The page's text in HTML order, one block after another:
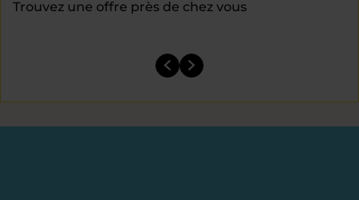
Trouvez une offre près de chez vous